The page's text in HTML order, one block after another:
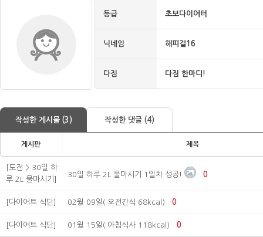
등급 초보다이어터
닉네임 해피걸16
다짐 다짐 한마디!
작성한 게시물 (3) 작성한 댓글 (4)
게시판 제목
[도전 > 30일 하
루 2L 물마시기]
30일 하루 2L 물마시기 1일차 성공! 0
[다이어트 식단] 02월 09일( 오전간식 68kcal) 0
[다이어트 식단] 01월 15일( 아침식사 118kcal) 0